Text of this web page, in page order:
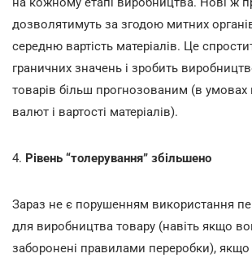
дозволятимуть за згодою митних
середню вартість матеріалів. Це
граничних значень і зробить
товарів більш прогнозованим (в умовах
валют і вартості матеріалів).
4. Рівень “толерування” збільшено
Зараз не є порушенням використання
для виробництва товару (навіть якщо
заборонені правилами переробки), якщо